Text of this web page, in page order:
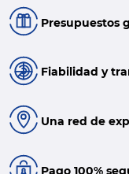
Presupuestos
Fiabilidad y
Una red de
Pago 100%